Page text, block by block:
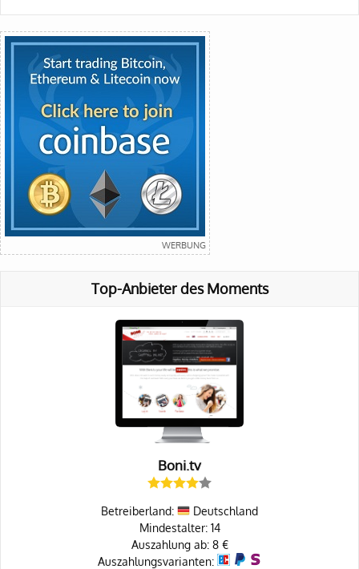
Top-Anbieter des Moments
Boni.tv
Betreiberland:
Deutschland
Mindestalter: 14
Auszahlung ab: 8 €
Auszahlungsvarianten: